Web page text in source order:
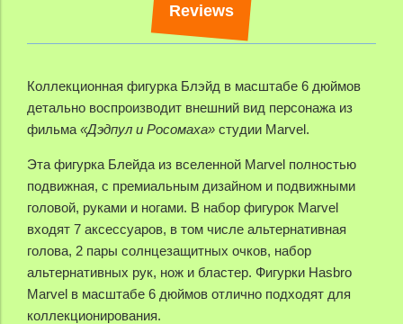
Reviews
Коллекционная фигурка Блэйд в масштабе 6 дюймов
детально воспроизводит внешний вид персонажа из
фильма «Дэдпул и Росомаха» студии Marvel.
Эта фигурка Блейда из вселенной Marvel полностью
подвижная, с премиальным дизайном и подвижными
головой, руками и ногами. В набор фигурок Marvel
входят 7 аксессуаров, в том числе альтернативная
голова, 2 пары солнцезащитных очков, набор
альтернативных рук, нож и бластер. Фигурки Hasbro
Marvel в масштабе 6 дюймов отлично подходят для
коллекционирования.